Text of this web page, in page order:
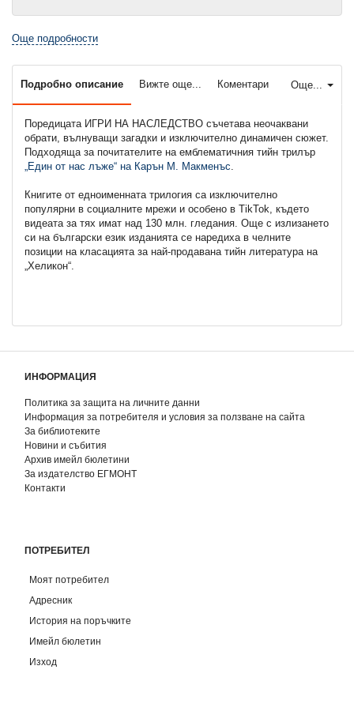
Още подробности
Още...
Подробно описание Вижте още... Коментари
Поредицата ИГРИ НА НАСЛЕДСТВО съчетава неочаквани
обрати, вълнуващи загадки и изключително динамичен сюжет.
Подходяща за почитателите на емблематичния тийн трилър
„Един от нас лъже“ на Карън М. Макменъс.
Книгите от едноименната трилогия са изключително
популярни в социалните мрежи и особено в TikTok, където
видеата за тях имат над 130 млн. гледания. Още с излизането
си на български език изданията се наредиха в челните
позиции на класацията за най-продавана тийн литература на
„Хеликон“.
ИНФОРМАЦИЯ
Политика за защита на личните данни
Информация за потребителя и условия за ползване на сайта
За библиотеките
Новини и събития
Архив имейл бюлетини
За издателство ЕГМОНТ
Контакти
ПОТРЕБИТЕЛ
Моят потребител
Адресник
История на поръчките
Имейл бюлетин
Изход